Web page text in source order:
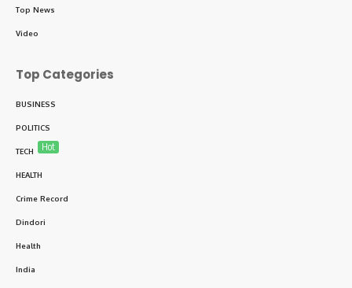
Top News
Video
Top Categories
BUSINESS
POLITICS
TECH Hot
HEALTH
Crime Record
Dindori
Health
India